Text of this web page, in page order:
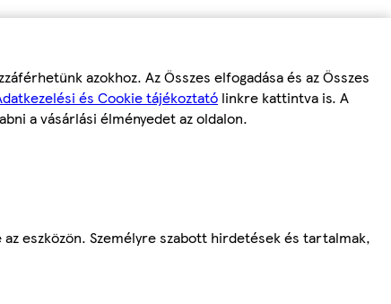
azokhoz. Az Összes elfogadása és az Összes
és Cookie tájékoztató linkre kattintva is. A
a vásárlási élményedet az oldalon.
eszközön. Személyre szabott hirdetések és tartalmak,